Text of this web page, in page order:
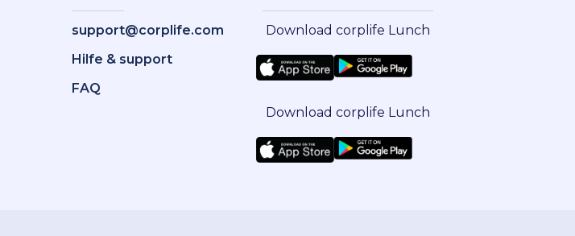
support@corplife.com
Hilfe & support
FAQ
Download corplife Lunch
Download corplife Lunch